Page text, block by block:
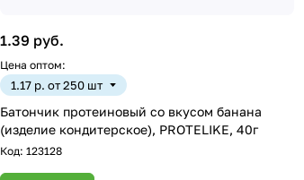
1.39 руб.
Цена оптом:
1.17 р. от 250 шт
Батончик протеиновый со вкусом банана
(изделие кондитерское), PROTELIKE, 40г
Код: 123128